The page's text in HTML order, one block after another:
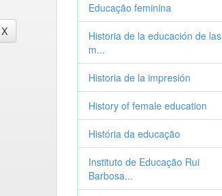
Educação feminina
Historia de la educación de las
m...
Historia de la impresión
History of female education
História da educação
Instituto de Educação Rui
Barbosa...